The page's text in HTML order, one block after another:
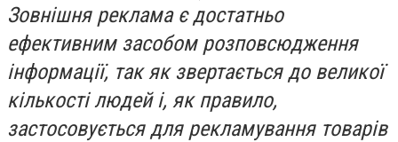
Зовнішня реклама є достатньо
ефективним засобом розповсюдження
інформації, так як звертається до великої
кількості людей і, як правило,
застосовується для рекламування товарів